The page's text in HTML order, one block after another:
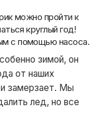
можно пройти к
круглый год!
с помощью насоса.
зимой, он
от наших
и замерзает. Мы
лед, но все